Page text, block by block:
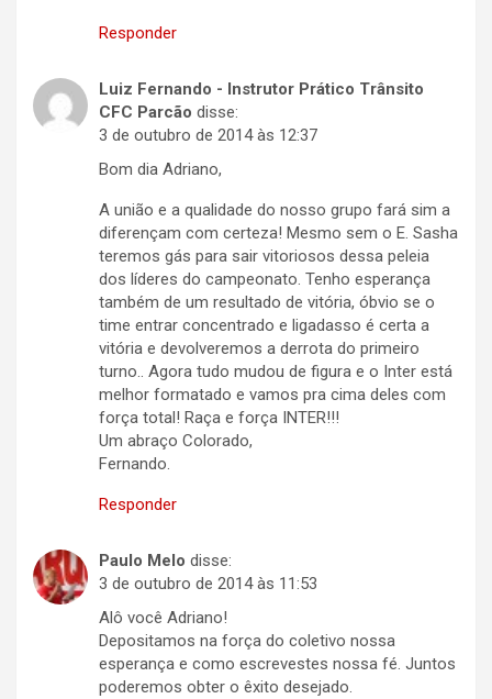
Responder
Luiz Fernando - Instrutor Prático Trânsito
CFC Parcão disse:
3 de outubro de 2014 às 12:37
Bom dia Adriano,
A união e a qualidade do nosso grupo fará sim a
diferençam com certeza! Mesmo sem o E. Sasha
teremos gás para sair vitoriosos dessa peleia
dos líderes do campeonato. Tenho esperança
também de um resultado de vitória, óbvio se o
time entrar concentrado e ligadasso é certa a
vitória e devolveremos a derrota do primeiro
turno.. Agora tudo mudou de figura e o Inter está
melhor formatado e vamos pra cima deles com
força total! Raça e força INTER!!!
Um abraço Colorado,
Fernando.
Responder
Paulo Melo disse:
3 de outubro de 2014 às 11:53
Alô você Adriano!
Depositamos na força do coletivo nossa
esperança e como escrevestes nossa fé. Juntos
poderemos obter o êxito desejado.